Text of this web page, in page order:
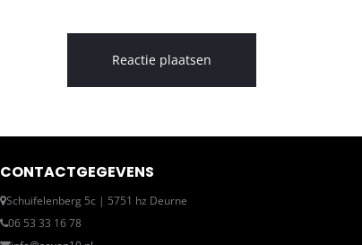
CONTACTGEGEVENS
Schuifelenberg 5c | 5751 hz Deurne
06 53 33 16 78